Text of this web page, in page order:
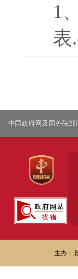
1、
表
中国政府网及国务院部
主办：